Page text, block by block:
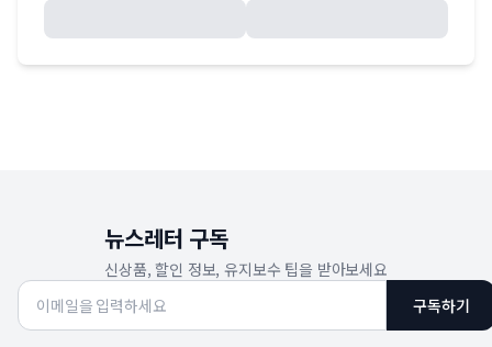
뉴스레터 구독
신상품, 할인 정보, 유지보수 팁을 받아보세요
구독하기